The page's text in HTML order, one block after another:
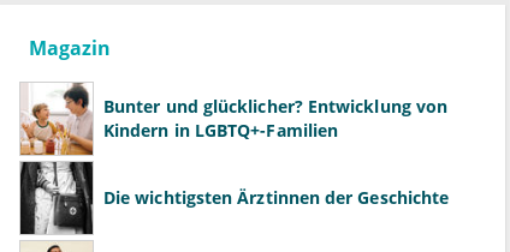
Magazin
Bunter und glücklicher? Entwicklung von
Kindern in LGBTQ+-Familien
Die wichtigsten Ärztinnen der Geschichte